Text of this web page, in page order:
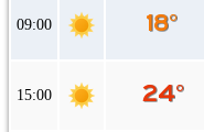
09:00
15:00